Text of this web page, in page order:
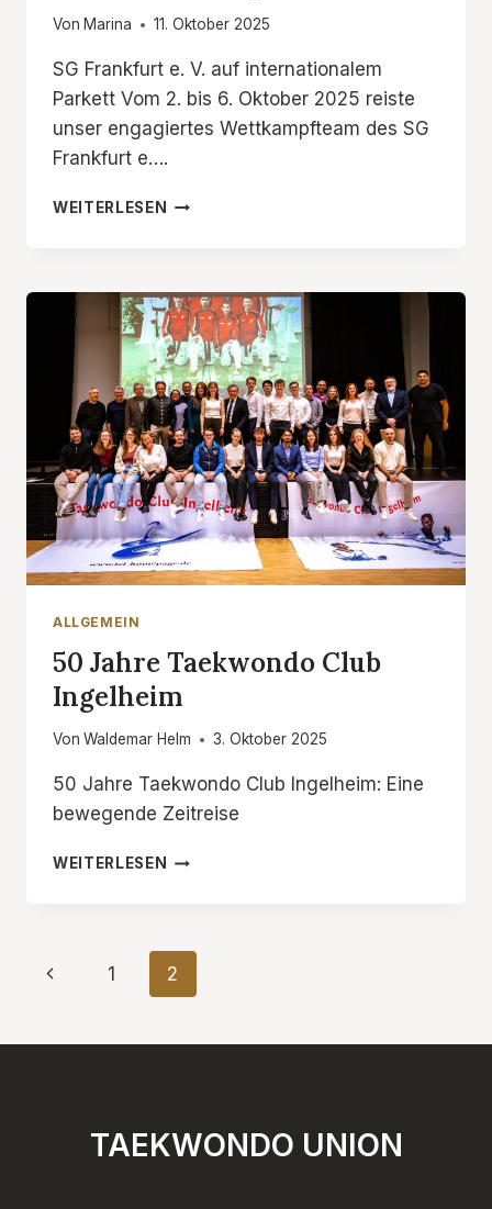
Von Marina 11. Oktober 2025
SG Frankfurt e. V. auf internationalem
Parkett Vom 2. bis 6. Oktober 2025 reiste
unser engagiertes Wettkampfteam des SG
Frankfurt e….
WEITERLESEN
ERFOLGREICHE
ALBANIEN
OPEN
2025
ALLGEMEIN
50 Jahre Taekwondo Club
Ingelheim
Von Waldemar Helm 3. Oktober 2025
50 Jahre Taekwondo Club Ingelheim: Eine
bewegende Zeitreise
WEITERLESEN
50
INGELHEIM
Seitennavigation
Vorherige
1 2
TAEKWONDO UNION